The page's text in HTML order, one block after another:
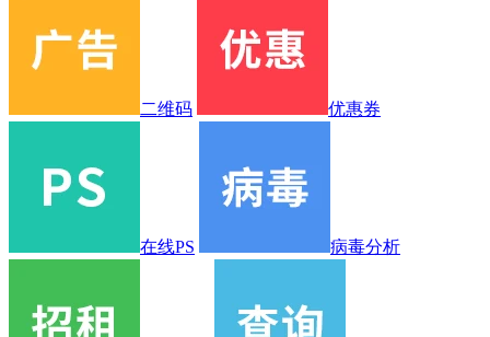
二维码 优惠券
在线PS 病毒分析